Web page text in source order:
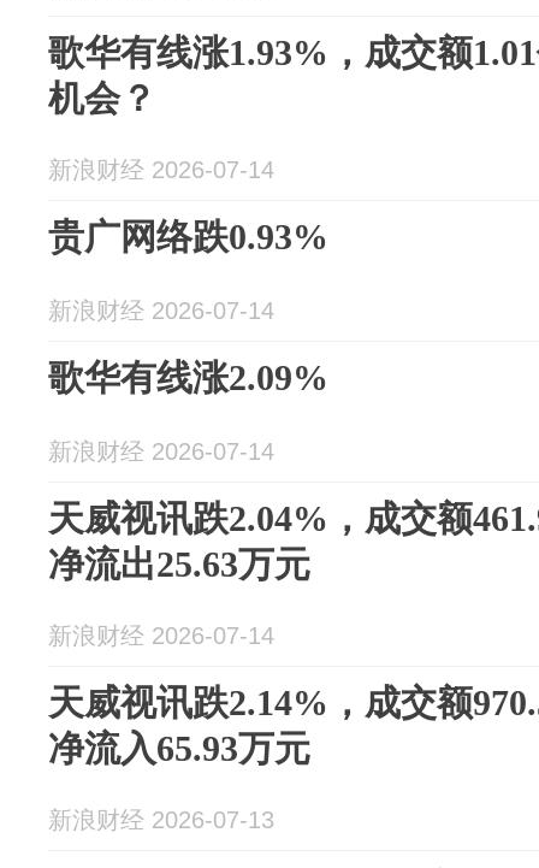
歌华有线涨1.93%，成交额
机会？
新浪财经 2026-07-14
贵广网络跌0.93%
新浪财经 2026-07-14
歌华有线涨2.09%
新浪财经 2026-07-14
天威视讯跌2.04%，成交额
净流出25.63万元
新浪财经 2026-07-14
天威视讯跌2.14%，成交额
净流入65.93万元
新浪财经 2026-07-13